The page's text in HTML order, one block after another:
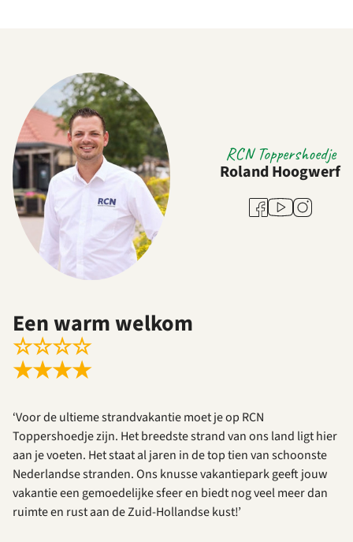
RCN Toppershoedje
Roland Hoogwerf
Facebook
YoutubeInstagram
Een warm welkom
☆☆☆☆
★★★★
‘Voor de ultieme strandvakantie moet je op RCN
Toppershoedje zijn. Het breedste strand van ons land ligt hier
aan je voeten. Het staat al jaren in de top tien van schoonste
Nederlandse stranden. Ons knusse vakantiepark geeft jouw
vakantie een gemoedelijke sfeer en biedt nog veel meer dan
ruimte en rust aan de Zuid-Hollandse kust!’